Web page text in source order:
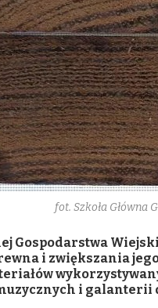
fot. Szkoła Główna
Gospodarstwa
i zwiększania
i galanterii